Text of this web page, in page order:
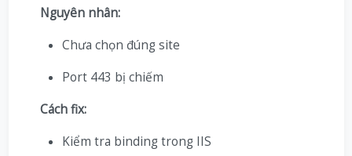
Nguyên nhân:
Chưa chọn đúng site
Port 443 bị chiếm
Cách fix:
Kiểm tra binding trong IIS